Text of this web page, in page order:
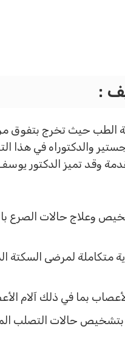
:
الطب حيث تخرج
والدكتوراه في
وقد تميز الدكتور
وعلاج حالات الصرع
متكاملة لمرضى السكتة
بما في ذلك آلام
بتشخيص حالات التصلب